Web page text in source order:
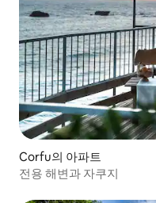
Corfu의 아파트
전용 해변과 자쿠지